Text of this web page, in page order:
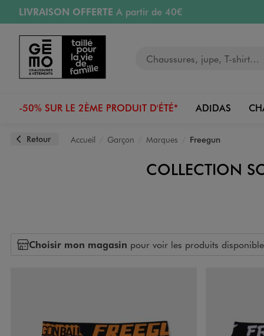
Aller au contenu principal
Aller à la navigation
LIVRAISON OFFERTE A partir de 40€
RETRAIT ET LIVRAISON OFFERTE
PAYEZ EN 3x SANS FRAIS
dès 50€
Retours OFFERTSpendant 30 jours
-50% SUR LE 2ÈME PRODUIT D'ÉTÉ* ADIDAS
Retour Accueil Garçon Marques Freegun
COLLECTION
Choisir mon magasin pour voir les produits